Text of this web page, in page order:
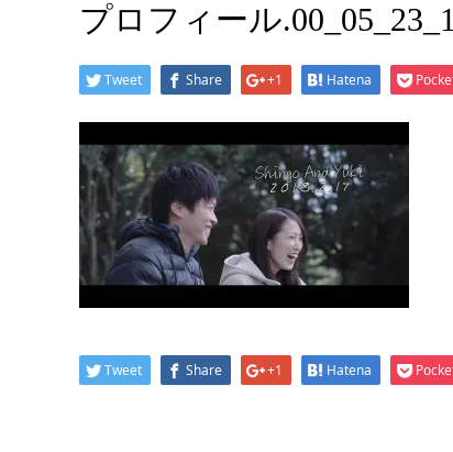
プロフィール
Tweet Share +1 Hatena
Tweet Share +1 Hatena